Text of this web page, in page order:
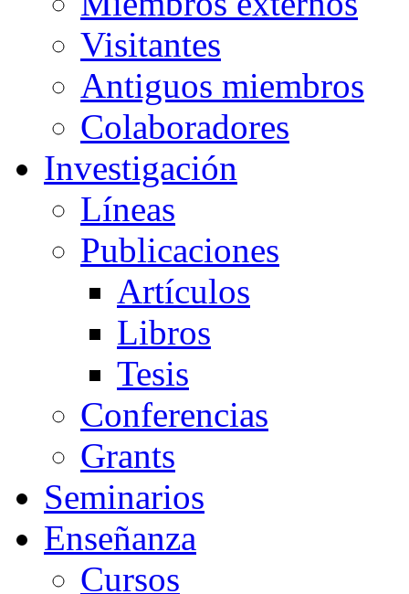
Visitantes
Antiguos miembros
Colaboradores
Investigación
Líneas
Publicaciones
Artículos
Libros
Tesis
Conferencias
Grants
Seminarios
Enseñanza
Cursos